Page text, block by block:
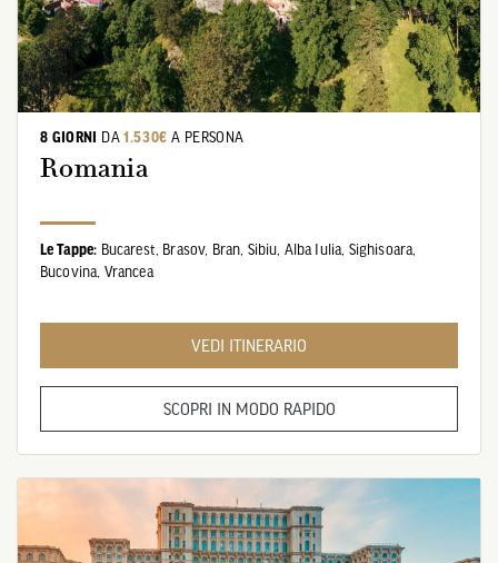
8 GIORNI DA1.530€ A PERSONA
Romania
Le Tappe: Bucarest, Brasov, Bran, Sibiu, Alba Iulia, Sighisoara,
Bucovina, Vrancea
VEDI ITINERARIO
SCOPRI IN MODO RAPIDO